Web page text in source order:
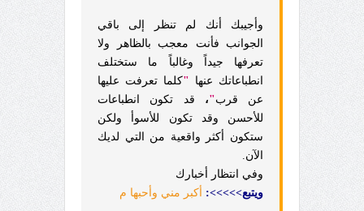
وأجيبك أنك لم تنظر إلى باقي
الجوانب فأنت معجب بالظاهر ولا
تعرفها جيداً وغالباً ما ستختلف
انطباعاتك عنها "كلما تعرفت عليها
عن قرب"، قد تكون انطباعات
للأحسن وقد تكون للأسوأ ولكن
ستكون أكثر واقعية من التي لديك
الآن.
وفي
انتظار أخبارك
ويتبع>>>>>: أكبر مني وأحبها م